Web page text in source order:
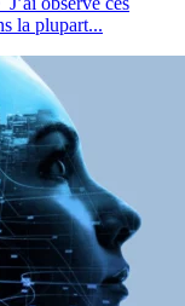
la plupart...